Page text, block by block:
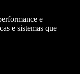
e
e sistemas que